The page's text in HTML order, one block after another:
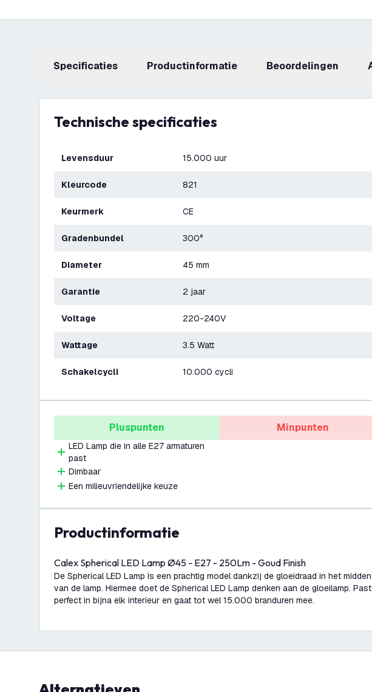
Specificaties productinformatie beoordelingen
Technische specificaties
Levensduur 15.000 uur
Kleurcode 821
Keurmerk CE
Gradenbundel 300°
Diameter 45 mm
Garantie 2 jaar
Voltage 220-240V
Wattage 3.5 Watt
Schakelcycli 10.000 cycli
Pluspunten
LED Lamp die in alle E27 armaturen
past
Dimbaar
Een milieuvriendelijke keuze
Minpunten
productinformatie
Calex Spherical LED Lamp Ø45 - E27 - 250Lm - Goud Finish
De Spherical LED Lamp is een prachtig model dankzij de gloeidraad in het midden
van de lamp. Hiermee doet de Spherical LED Lamp denken aan de gloeilamp. Past
perfect in bijna elk interieur en gaat tot wel 15.000 branduren mee.